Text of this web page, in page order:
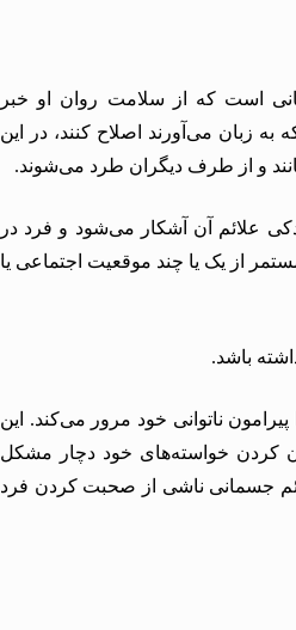
است که از سلامت روان او خبر
به زبان می‌آورند اصلاح کنند، در این
و از طرف دیگران طرد می‌شوند.
علائم آن آشکار می‌شود و فرد در
از یک یا چند موقعیت اجتماعی یا
باشد.
ناتوانی خود مرور می‌کند. این
کردن خواسته‌های خود دچار مشکل
جسمانی ناشی از صحبت کردن فرد